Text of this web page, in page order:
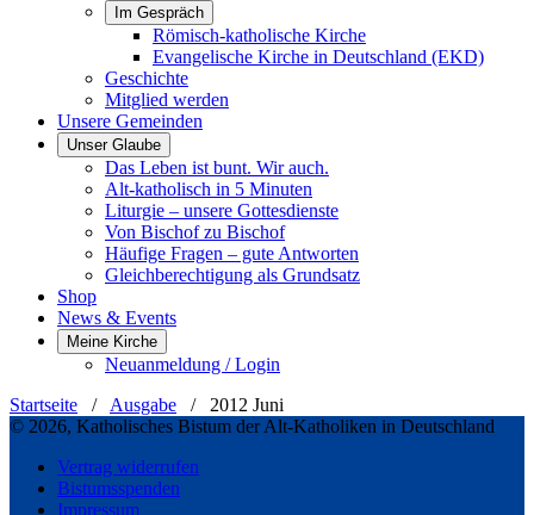
Im Gespräch
Römisch-katholische Kirche
Evangelische Kirche in Deutschland (EKD)
Geschichte
Mitglied werden
Unsere Gemeinden
Unser Glaube
Das Leben ist bunt. Wir auch.
Alt-katholisch in 5 Minuten
Liturgie – unsere Gottesdienste
Von Bischof zu Bischof
Häufige Fragen – gute Antworten
Gleichberechtigung als Grundsatz
Shop
News & Events
Meine Kirche
Neuanmeldung / Login
Startseite / Ausgabe / 2012 Juni
© 2026, Katholisches Bistum der Alt-Katholiken in Deutschland
Vertrag widerrufen
Bistumsspenden
Impressum